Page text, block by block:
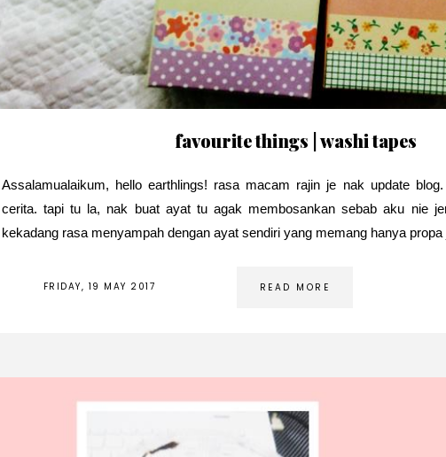
favourite things | washi tapes
Assalamualaikum, hello earthlings! rasa macam rajin je nak update
cerita. tapi tu la, nak buat ayat tu agak membosankan sebab aku nie
kekadang rasa menyampah dengan ayat sendiri yang memang hanya propa
FRIDAY, 19 MAY 2017 READ MORE